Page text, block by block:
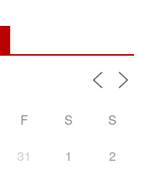
F S
S
31 1 2